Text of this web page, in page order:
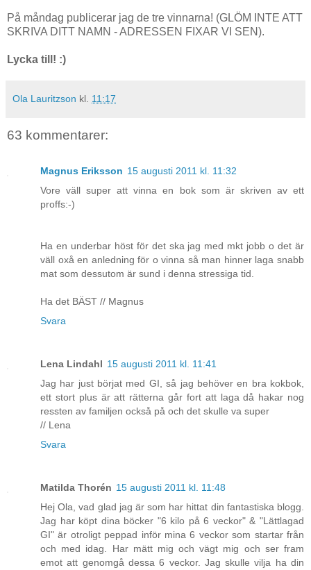
På måndag publicerar jag de tre vinnarna! (GLÖM INTE ATT
SKRIVA DITT NAMN - ADRESSEN FIXAR VI SEN).
Lycka till! :)
Ola Lauritzson kl. 11:17
63 kommentarer:
Magnus Eriksson 15 augusti 2011 kl. 11:32
Vore väll super att vinna en bok som är skriven av ett
proffs:-)
Ha en underbar höst för det ska jag med mkt jobb o det är
väll oxå en anledning för o vinna så man hinner laga snabb
mat som dessutom är sund i denna stressiga tid.
Ha det BÄST // Magnus
Svara
Lena Lindahl 15 augusti 2011 kl. 11:41
Jag har just börjat med GI, så jag behöver en bra kokbok,
ett stort plus är att rätterna går fort att laga då hakar nog
ressten av familjen också på och det skulle va super
// Lena
Svara
Matilda Thorén 15 augusti 2011 kl. 11:48
Hej Ola, vad glad jag är som har hittat din fantastiska blogg.
Jag har köpt dina böcker "6 kilo på 6 veckor" & "Lättlagad
GI" är otroligt peppad inför mina 6 veckor som startar från
och med idag. Har mätt mig och vägt mig och ser fram
emot att genomgå dessa 6 veckor. Jag skulle vilja ha din